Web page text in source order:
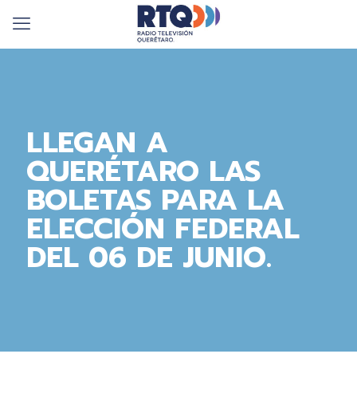
LLEGAN A
QUERÉTARO LAS
BOLETAS PARA LA
ELECCIÓN FEDERAL
DEL 06 DE JUNIO.